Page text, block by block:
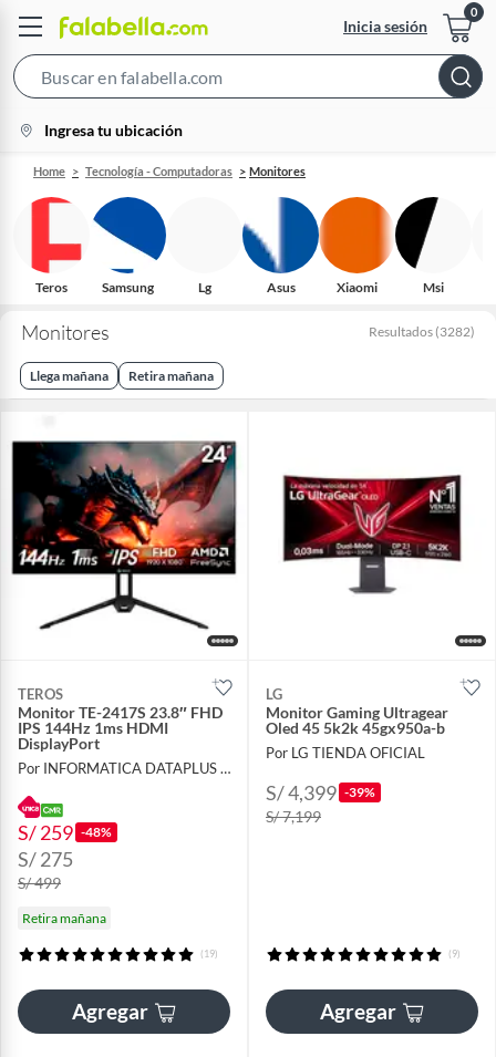
Inicia sesión
Bar
location-
icon
Ingresa tu ubicación
Home Tecnología - Computadoras Monitores
Teros Samsung Lg Asus Xiaomi Msi
Monitores Resultados (3282)
Llega mañana Retira mañana
TEROS
Monitor TE-2417S 23.8″ FHD
IPS 144Hz 1ms HDMI
DisplayPort
Por INFORMATICA DATAPLUS SAC
S/ 259 -48%
S/ 275
S/ 499
Retira mañana
(19)
Agregar
LG
Monitor Gaming Ultragear
Oled 45 5k2k 45gx950a-b
Por LG TIENDA OFICIAL
S/ 4,399 -39%
S/ 7,199
(9)
Agregar